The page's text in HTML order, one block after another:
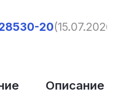
20(15.07.2026,
Описание